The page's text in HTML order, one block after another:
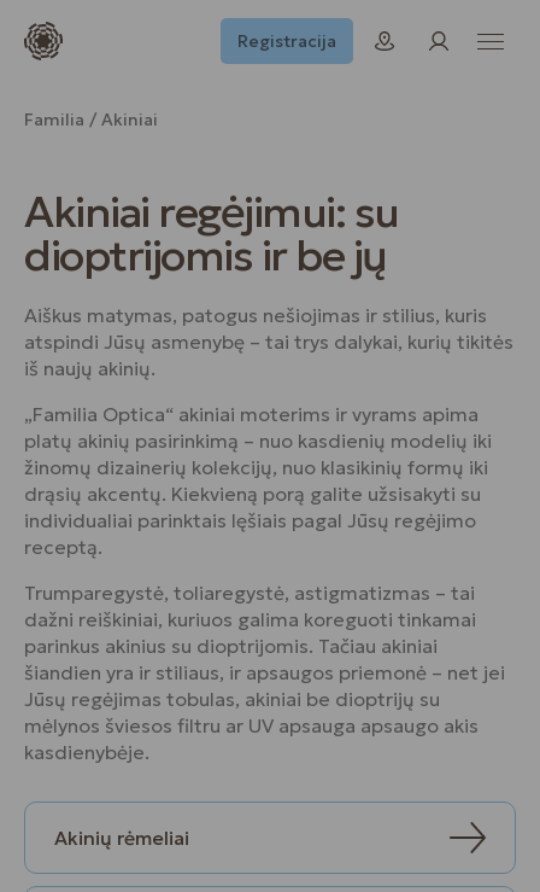
Registracija
Familia Akiniai
Akiniai regėjimui: su
dioptrijomis ir be jų
Aiškus matymas, patogus nešiojimas ir stilius, kuris
atspindi Jūsų asmenybę – tai trys dalykai, kurių tikitės
iš naujų akinių.
„Familia Optica“ akiniai moterims ir vyrams apima
platų akinių pasirinkimą – nuo kasdienių modelių iki
žinomų dizainerių kolekcijų, nuo klasikinių formų iki
drąsių akcentų. Kiekvieną porą galite užsisakyti su
individualiai parinktais lęšiais pagal Jūsų regėjimo
receptą.
Trumparegystė, toliaregystė, astigmatizmas – tai
dažni reiškiniai, kuriuos galima koreguoti tinkamai
parinkus akinius su dioptrijomis. Tačiau akiniai
šiandien yra ir stiliaus, ir apsaugos priemonė – net jei
Jūsų regėjimas tobulas, akiniai be dioptrijų su
mėlynos šviesos filtru ar UV apsauga apsaugo akis
kasdienybėje.
Akinių rėmeliai